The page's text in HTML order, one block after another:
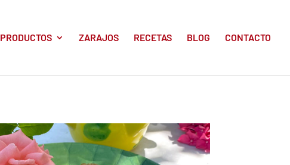
PRODUCTOS ZARAJOS RECETAS BLOG CONTACTO